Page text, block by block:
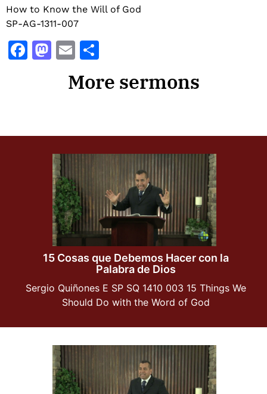
How to Know the Will of God
SP-AG-1311-007
Facebook
Mastodon
Email
More sermons
15 Cosas que Debemos Hacer con la
Palabra de Dios
Sergio Quiñones E SP SQ 1410 003 15 Things We
Should Do with the Word of God